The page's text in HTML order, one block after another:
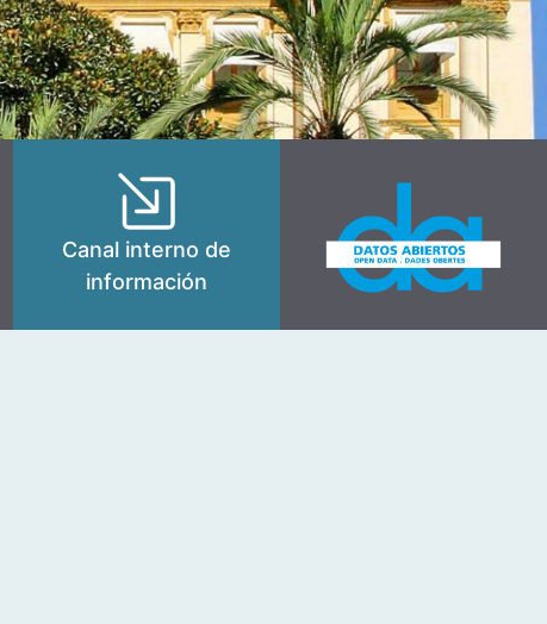
Canal interno de
información